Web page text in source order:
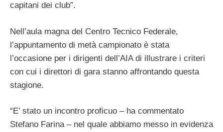
capitani dei club”.
Nell’aula magna del Centro Tecnico Federale,
l’appuntamento di metà campionato è stata
l’occasione per i dirigenti dell’AIA di illustrare i criteri
con cui i direttori di gara stanno affrontando questa
stagione.
“E’ stato un incontro proficuo – ha commentato
Stefano Farina – nel quale abbiamo messo in evidenza